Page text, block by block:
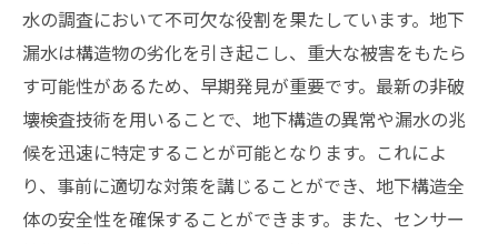
水の調査において不可欠な役割を果たしています。地下
漏水は構造物の劣化を引き起こし、重大な被害をもたら
す可能性があるため、早期発見が重要です。最新の非破
壊検査技術を用いることで、地下構造の異常や漏水の兆
候を迅速に特定することが可能となります。これによ
り、事前に適切な対策を講じることができ、地下構造全
体の安全性を確保することができます。また、センサー